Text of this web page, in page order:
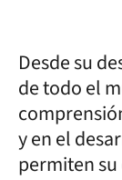
Desde su
de todo el
y en el
permiten su